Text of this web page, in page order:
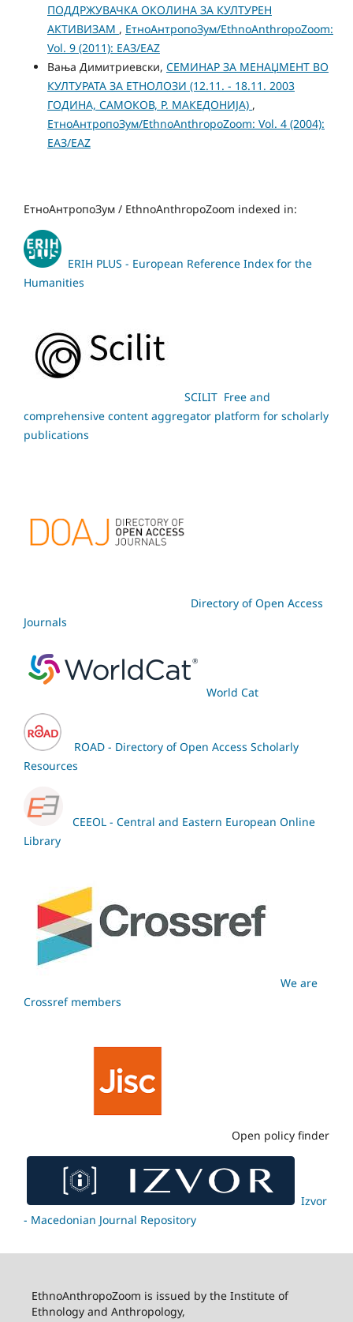
ПОДДРЖУВАЧКА ОКОЛИНА ЗА КУЛТУРЕН
АКТИВИЗАМ , ЕтноАнтропоЗум/EthnoAnthropoZoom:
Vol. 9 (2011): ЕАЗ/EAZ
Вања Димитриевски, СЕМИНАР ЗА МЕНАЏМЕНТ ВО
КУЛТУРАТА ЗА ЕТНОЛОЗИ (12.11. - 18.11. 2003
ГОДИНА, САМОКОВ, Р. МАКЕДОНИЈА) ,
ЕтноАнтропоЗум/EthnoAnthropoZoom: Vol. 4 (2004):
ЕАЗ/EAZ
ЕтноАнтропоЗум / EthnoAnthropoZoom indexed in:
ERIH PLUS - European Reference Index for the
Humanities
SCILIT Free and
comprehensive content aggregator platform for scholarly
publications
Directory of Open Access
Journals
World Cat
ROAD - Directory of Open Access Scholarly
Resources
CEEOL - Central and Eastern European Online
Library
We are
Crossref members
Open policy finder
Izvor
- Macedonian Journal Repository
EthnoAnthropoZoom is issued by the Institute of
Ethnology and Anthropology,